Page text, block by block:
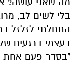
בלי לשים לב,
התחלתי לזלזל
בעצמי ברגעים
"בסדר פעם אחת